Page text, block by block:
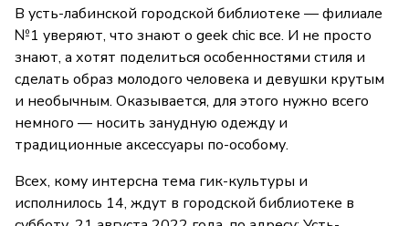
В усть-лабинской городской библиотеке — филиале
№1 уверяют, что знают о geek chic все. И не просто
знают, а хотят поделиться особенностями стиля и
сделать образ молодого человека и девушки крутым
и необычным. Оказывается, для этого нужно всего
немного — носить занудную одежду и
традиционные аксессуары по-особому.
Всех, кому интерсна тема гик-культуры и
исполнилось 14, ждут в городской библиотеке в